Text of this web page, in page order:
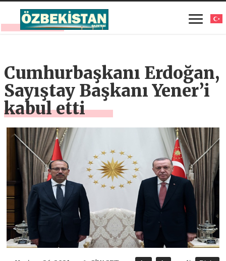
Cumhurbaşkanı Erdoğan,
Sayıştay Başkanı Yener’i
kabul etti